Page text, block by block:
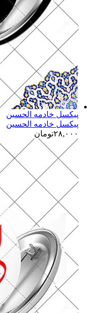
پیکسل خادمه الحسین
پیکسل خادمه الحسین
۲۸,۰۰۰تومان